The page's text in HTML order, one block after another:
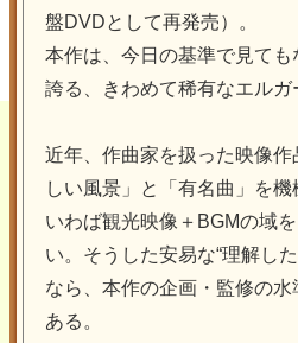
盤DVDとして再発売）。
本作は、今日の基準で見て
誇る、きわめて稀有なエルガ
近年、作曲家を扱った映像
しい風景」と「有名曲」を機
いわば観光映像＋BGMの域
い。そうした安易な“理解し
なら、本作の企画・監修の
ある。